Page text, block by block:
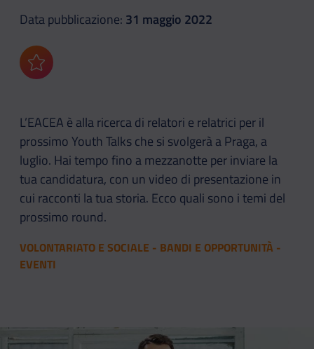
Data pubblicazione: 31 maggio 2022
Aggiungi ai preferiti
L’EACEA è alla ricerca di relatori e relatrici per il
prossimo Youth Talks che si svolgerà a Praga, a
luglio. Hai tempo fino a mezzanotte per inviare la
tua candidatura, con un video di presentazione in
cui racconti la tua storia. Ecco quali sono i temi del
prossimo round.
VOLONTARIATO E SOCIALE - BANDI E OPPORTUNITÀ -
EVENTI